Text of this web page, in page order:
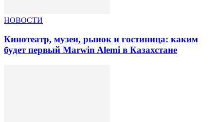
НОВОСТИ
Кинотеатр, музеи, рынок и гостиница: каким
будет первый Marwin Alemi в Казахстане